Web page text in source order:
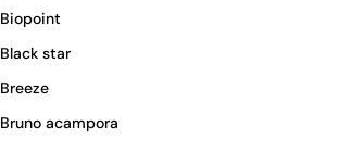
Biopoint
Black star
Breeze
Bruno acampora